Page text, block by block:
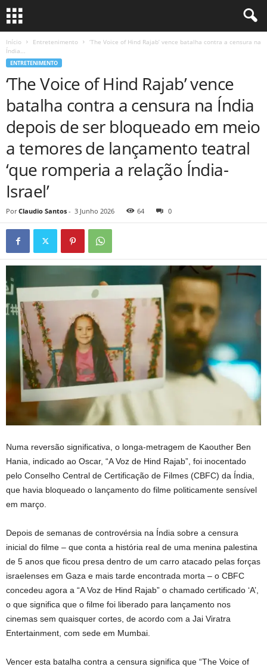
Início Entretenimento
‘The Voice of Hind Rajab’ vence batalha contra a censura na
Índia...
ENTRETENIMENTO
‘The Voice of Hind Rajab’ vence
batalha contra a censura na Índia
depois de ser bloqueado em meio
a temores de lançamento teatral
‘que romperia a relação Índia-
Israel’
Por Claudio Santos - 3 Junho 2026 64 0
Numa reversão significativa, o longa-metragem de Kaouther Ben
Hania, indicado ao Oscar, “A Voz de Hind Rajab”, foi inocentado
pelo Conselho Central de Certificação de Filmes (CBFC) da Índia,
que havia bloqueado o lançamento do filme politicamente sensível
em março.
Depois de semanas de controvérsia na Índia sobre a censura
inicial do filme – que conta a história real de uma menina palestina
de 5 anos que ficou presa dentro de um carro atacado pelas forças
israelenses em Gaza e mais tarde encontrada morta – o CBFC
concedeu agora a “A Voz de Hind Rajab” o chamado certificado ‘A’,
o que significa que o filme foi liberado para lançamento nos
cinemas sem quaisquer cortes, de acordo com a Jai ​​Viratra
Entertainment, com sede em Mumbai.
Vencer esta batalha contra a censura significa que “The Voice of